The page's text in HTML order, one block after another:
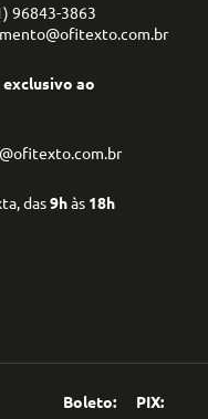
96843-3863
ao
das9hàs 18h
Boleto: PIX: